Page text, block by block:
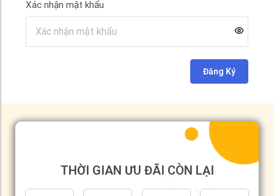
Xác nhận mật khẩu
Đăng Ký
THỜI GIAN ƯU ĐÃI CÒN LẠI